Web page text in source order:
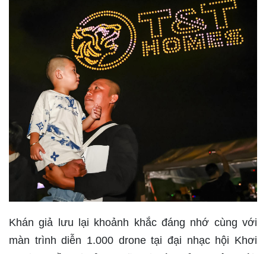
Khán giả lưu lại khoảnh khắc đáng nhớ cùng với
màn trình diễn 1.000 drone tại đại nhạc hội Khơi